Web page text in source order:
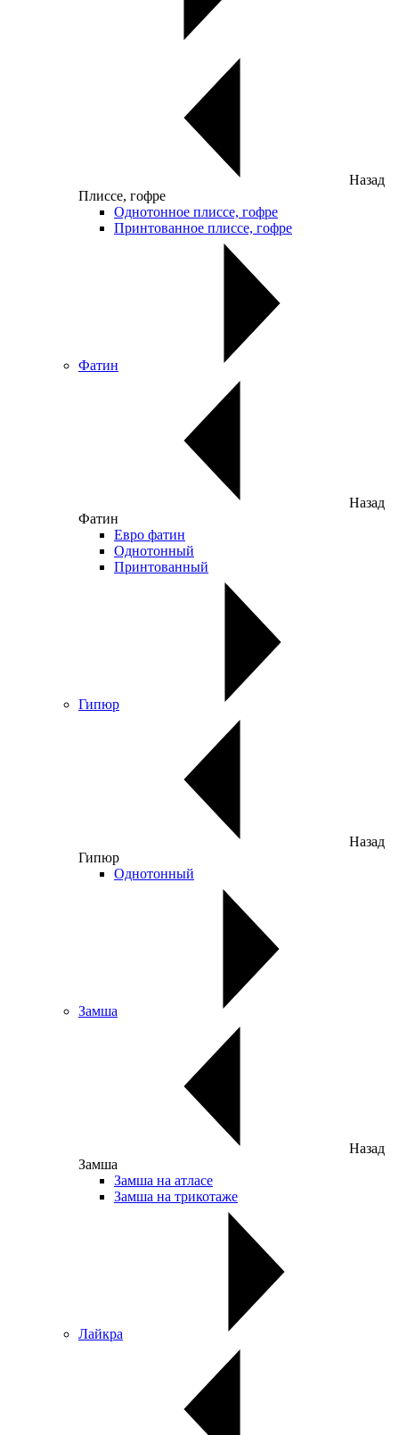
Назад
Плиссе, гофре
Однотонное плиссе, гофре
Принтованное плиссе, гофре
Фатин
Назад
Фатин
Евро фатин
Однотонный
Принтованный
Гипюр
Назад
Гипюр
Однотонный
Замша
Назад
Замша
Замша на атласе
Замша на трикотаже
Лайкра